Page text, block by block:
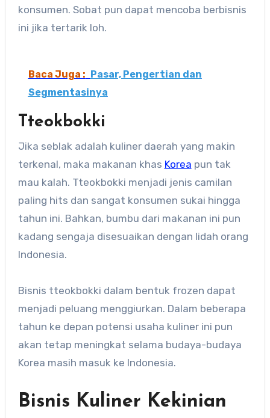
konsumen. Sobat pun dapat mencoba berbisnis
ini jika tertarik loh.
Baca Juga :
Pasar, Pengertian dan
Segmentasinya
Tteokbokki
Jika seblak adalah kuliner daerah yang makin
terkenal, maka makanan khas Korea pun tak
mau kalah. Tteokbokki menjadi jenis camilan
paling hits dan sangat konsumen sukai hingga
tahun ini. Bahkan, bumbu dari makanan ini pun
kadang sengaja disesuaikan dengan lidah orang
Indonesia.
Bisnis tteokbokki dalam bentuk frozen dapat
menjadi peluang menggiurkan. Dalam beberapa
tahun ke depan potensi usaha kuliner ini pun
akan tetap meningkat selama budaya-budaya
Korea masih masuk ke Indonesia.
Bisnis Kuliner Kekinian